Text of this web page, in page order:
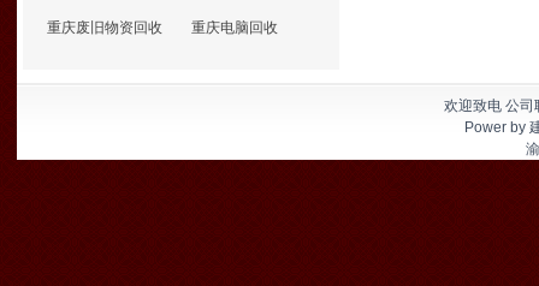
重庆废旧物资回收 重庆电脑回收
欢迎致电 公
Power by